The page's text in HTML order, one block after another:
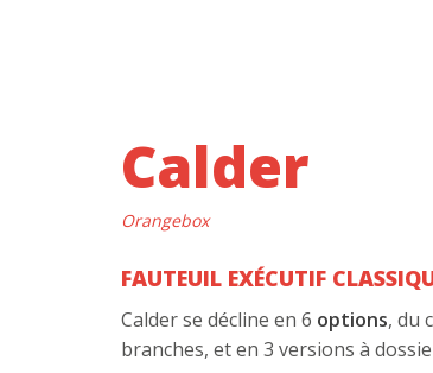
Calder
Orangebox
FAUTEUIL EXÉCUTIF
Calder se décline en 6 options, du
branches, et en 3 versions à